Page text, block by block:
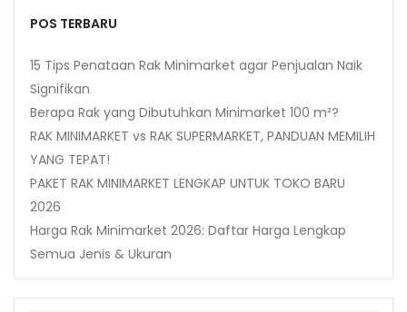
POS TERBARU
15 Tips Penataan Rak Minimarket agar Penjualan Naik
Signifikan
Berapa Rak yang Dibutuhkan Minimarket 100 m²?
RAK MINIMARKET vs RAK SUPERMARKET, PANDUAN MEMILIH
YANG TEPAT!
PAKET RAK MINIMARKET LENGKAP UNTUK TOKO BARU
2026
Harga Rak Minimarket 2026: Daftar Harga Lengkap
Semua Jenis & Ukuran